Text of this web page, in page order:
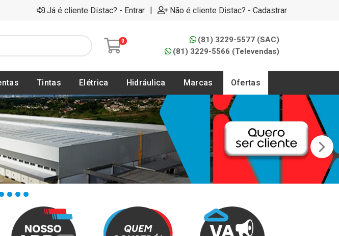
Já é cliente Distac? - Entrar | Não é cliente Distac? - Cadastrar
0
(81) 3229-5577 (SAC)
(81) 3229-5566 (Televendas)
Tintas Elétrica Hidráulica Marcas Ofertas